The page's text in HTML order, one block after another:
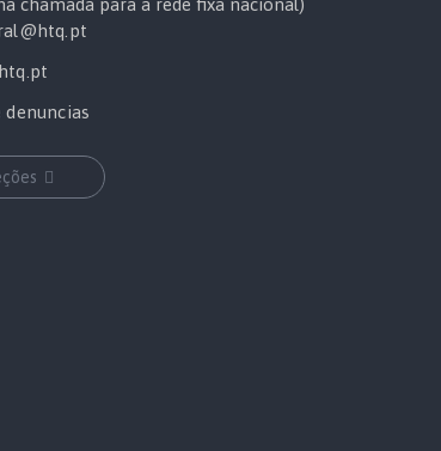
chamada para a rede fixa nacional)
htq.pt